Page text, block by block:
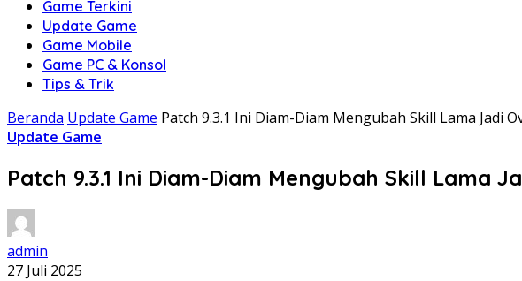
Game Terkini
Update Game
Game Mobile
Game PC & Konsol
Tips & Trik
Beranda Update Game Patch 9.3.1 Ini Diam-Diam Mengubah Skill Lama Jadi
Update Game
Patch 9.3.1 Ini Diam-Diam Mengubah Skill Lama
admin
27 Juli 2025